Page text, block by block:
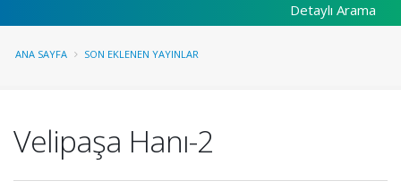
Detaylı Arama
ANA SAYFA SON EKLENEN YAYINLAR
Velipaşa Hanı-2